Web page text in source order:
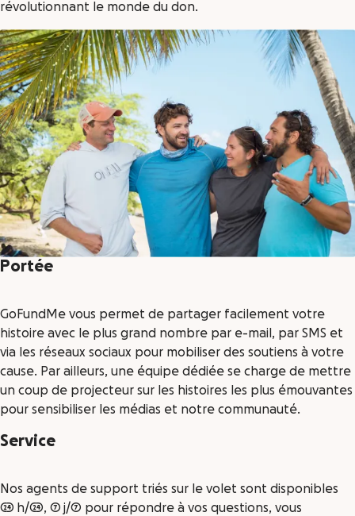
révolutionnant le monde du don.
Portée
GoFundMe vous permet de partager facilement votre
histoire avec le plus grand nombre par e-mail, par SMS et
via les réseaux sociaux pour mobiliser des soutiens à votre
cause. Par ailleurs, une équipe dédiée se charge de mettre
un coup de projecteur sur les histoires les plus émouvantes
pour sensibiliser les médias et notre communauté.
Service
Nos agents de support triés sur le volet sont disponibles
24 h/24, 7 j/7 pour répondre à vos questions, vous